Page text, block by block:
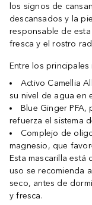
los signos de
descansados y la
responsable de
fresca y el rostro
Entre los
Activo Camellia
su nivel de agua en
Blue Ginger
refuerza el sistema
Complejo de
magnesio, que
Esta mascarilla está
uso se recomienda
seco, antes de
y fresca.